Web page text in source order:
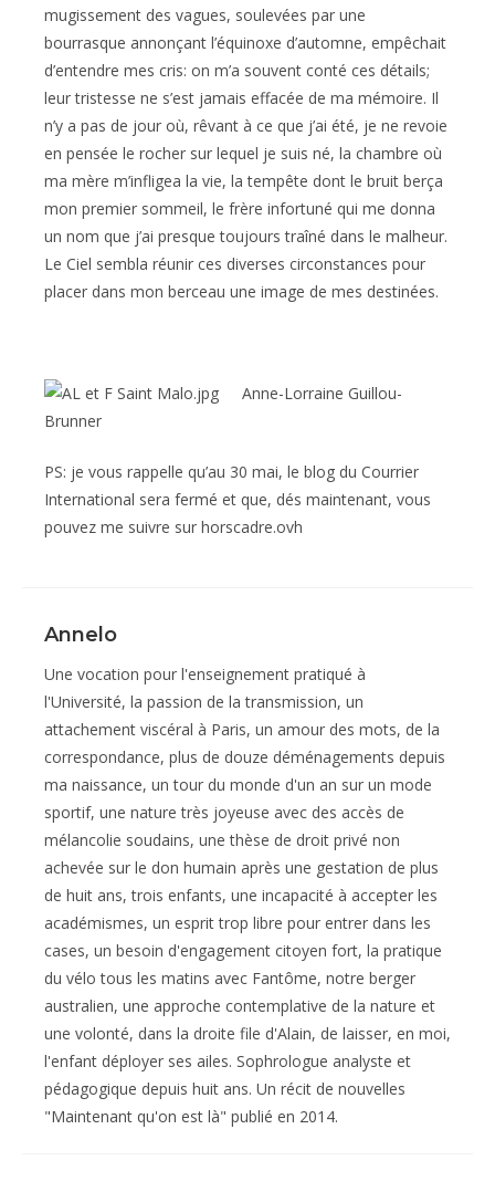
mugissement des vagues, soulevées par une
bourrasque annonçant l’équinoxe d’automne, empêchait
d’entendre mes cris: on m’a souvent conté ces détails;
leur tristesse ne s’est jamais effacée de ma mémoire. Il
n’y a pas de jour où, rêvant à ce que j’ai été, je ne revoie
en pensée le rocher sur lequel je suis né, la chambre où
ma mère m’infligea la vie, la tempête dont le bruit berça
mon premier sommeil, le frère infortuné qui me donna
un nom que j’ai presque toujours traîné dans le malheur.
Le Ciel sembla réunir ces diverses circonstances pour
placer dans mon berceau une image de mes destinées.
Anne-Lorraine Guillou-
Brunner
PS: je vous rappelle qu’au 30 mai, le blog du Courrier
International sera fermé et que, dés maintenant, vous
pouvez me suivre sur horscadre.ovh
Annelo
Une vocation pour l'enseignement pratiqué à
l'Université, la passion de la transmission, un
attachement viscéral à Paris, un amour des mots, de la
correspondance, plus de douze déménagements depuis
ma naissance, un tour du monde d'un an sur un mode
sportif, une nature très joyeuse avec des accès de
mélancolie soudains, une thèse de droit privé non
achevée sur le don humain après une gestation de plus
de huit ans, trois enfants, une incapacité à accepter les
académismes, un esprit trop libre pour entrer dans les
cases, un besoin d'engagement citoyen fort, la pratique
du vélo tous les matins avec Fantôme, notre berger
australien, une approche contemplative de la nature et
une volonté, dans la droite file d'Alain, de laisser, en moi,
l'enfant déployer ses ailes. Sophrologue analyste et
pédagogique depuis huit ans. Un récit de nouvelles
"Maintenant qu'on est là" publié en 2014.